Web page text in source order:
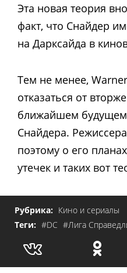
Эта новая теория
факт, что Снайдер
на Дарксайда в
Тем не менее,
отказаться от
ближайшем будущем,
Снайдера.
поэтому о его
утечек и таких вот
Рубрика: Кино и сериалы
Теги: #DC #Лига